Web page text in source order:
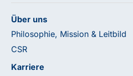
Über uns
Philosophie, Mission & Leitbild
CSR
Karriere